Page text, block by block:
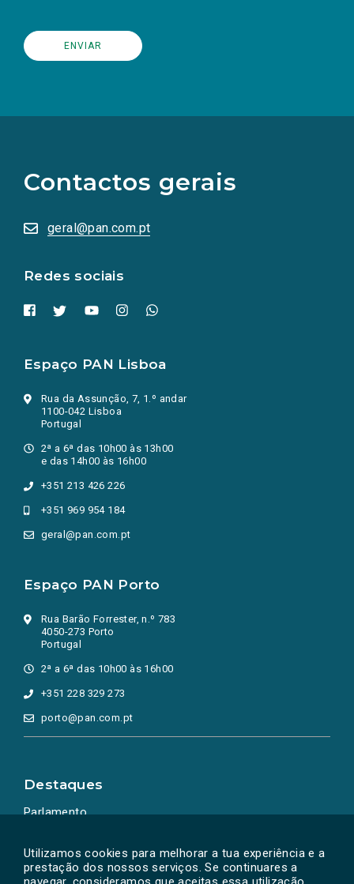
Utilizamos cookies para melhorar a tua experiência e a
prestação dos nossos serviços. Se continuares a
Contactos gerais
geral@pan.com.pt
Redes sociais
redes
sociais
numa
nova
Espaço PAN Lisboa
Rua da Assunção, 7, 1.º andar
1100-042 Lisboa
Portugal
2ª a 6ª das 10h00 às 13h00
e das 14h00 às 16h00
+351 213 426 226
+351 969 954 184
geral@pan.com.pt
Espaço PAN Porto
Rua Barão Forrester, n.º 783
4050-273 Porto
Portugal
2ª a 6ª das 10h00 às 16h00
+351 228 329 273
porto@pan.com.pt
Destaques
Parlamento